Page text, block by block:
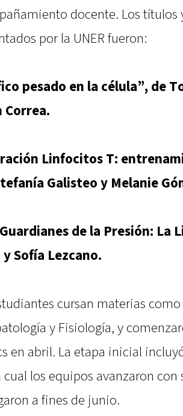
docente. Los títulos
por la UNER fueron:
pesado en la célula”, de
Correa.
Linfocitos T:
Galisteo y Melanie
de la Presión: La
y Sofía Lezcano.
cursan materias
y Fisiología, y
en abril. La etapa inicial
cual los equipos avanzaron
a fines de junio.